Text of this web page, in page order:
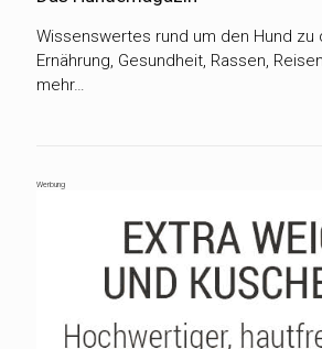
Wissenswertes rund um den Hund zu
Ernährung, Gesundheit, Rassen,
mehr…
Werbung